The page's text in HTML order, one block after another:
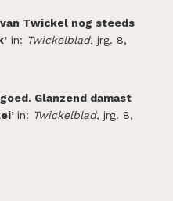
van Twickel nog steeds
in: Twickelblad, jrg. 8,
Glanzend damast
in: Twickelblad, jrg. 8,